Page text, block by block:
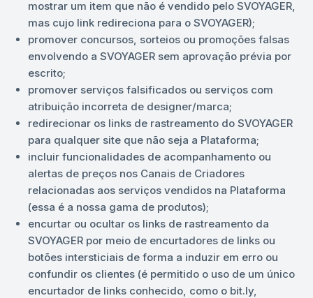
mostrar um item que não é vendido pelo SVOYAGER,
mas cujo link redireciona para o SVOYAGER);
promover concursos, sorteios ou promoções falsas
envolvendo a SVOYAGER sem aprovação prévia por
escrito;
promover serviços falsificados ou serviços com
atribuição incorreta de designer/marca;
redirecionar os links de rastreamento do SVOYAGER
para qualquer site que não seja a Plataforma;
incluir funcionalidades de acompanhamento ou
alertas de preços nos Canais de Criadores
relacionadas aos serviços vendidos na Plataforma
(essa é a nossa gama de produtos);
encurtar ou ocultar os links de rastreamento da
SVOYAGER por meio de encurtadores de links ou
botões intersticiais de forma a induzir em erro ou
confundir os clientes (é permitido o uso de um único
encurtador de links conhecido, como o bit.ly,